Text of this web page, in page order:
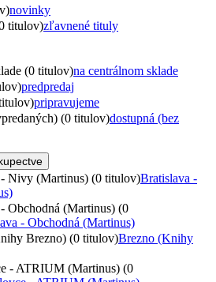
novinky
titulov)zľavnené tituly
(0 titulov)na centrálnom sklade
predpredaj
pripravujeme
(0 titulov)dostupná (bez
Nivy (Martinus) (0 titulov)Bratislava -
Obchodná (Martinus) (0
- Obchodná (Martinus)
Brezno) (0 titulov)Brezno (Knihy
- ATRIUM (Martinus) (0